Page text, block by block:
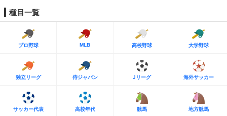
種目一覧
プロ野球 MLB 高校野球 大学野球
独立リーグ 侍ジャパン Jリーグ 海外サッカー
サッカー代表 高校年代 競馬 地方競馬